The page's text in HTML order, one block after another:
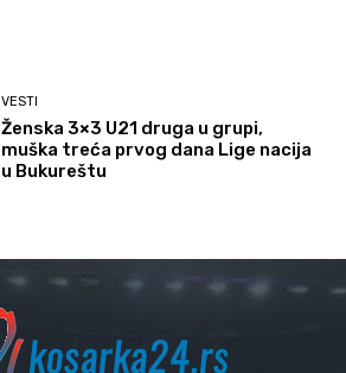
VESTI
Ženska 3×3 U21 druga u grupi,
muška treća prvog dana Lige nacija
u Bukureštu